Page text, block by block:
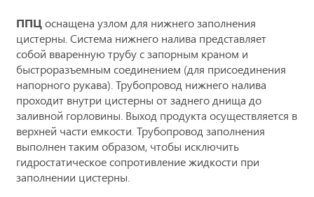
ППЦоснащена узлом для нижнего заполнения
цистерны. Система нижнего налива представляет
собой вваренную трубу с запорным краном и
быстроразъемным соединением (для присоединения
напорного рукава). Трубопровод нижнего налива
проходит внутри цистерны от заднего днища до
заливной горловины. Выход продукта осуществляется в
верхней части емкости. Трубопровод заполнения
выполнен таким образом, чтобы исключить
гидростатическое сопротивление жидкости при
заполнении цистерны.